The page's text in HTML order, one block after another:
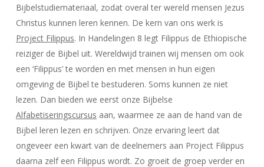
Bijbelstudiemateriaal, zodat overal ter wereld mensen Jezus
Christus kunnen leren kennen. De kern van ons werk is
Project Filippus. In Handelingen 8 legt Filippus de Ethiopische
reiziger de Bijbel uit. Wereldwijd trainen wij mensen om ook
een ‘Filippus’ te worden en met mensen in hun eigen
omgeving de Bijbel te bestuderen. Soms kunnen ze niet
lezen. Dan bieden we eerst onze Bijbelse
Alfabetiseringscursus aan, waarmee ze aan de hand van de
Bijbel leren lezen en schrijven. Onze ervaring leert dat
ongeveer een kwart van de deelnemers aan Project Filippus
daarna zelf een Filippus wordt. Zo groeit de groep verder en